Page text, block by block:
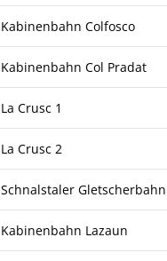
Kabinenbahn Colfosco
Kabinenbahn Col Pradat
La Crusc 1
La Crusc 2
Schnalstaler Gletscherbahn
Kabinenbahn Lazaun